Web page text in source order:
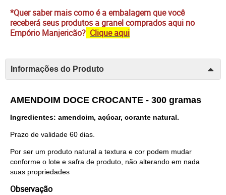
*Quer saber mais como é a embalagem que você
receberá seus produtos a granel comprados aqui no
Empório Manjericão? Clique aqui
Informações do Produto
AMENDOIM DOCE CROCANTE - 300 gramas
Ingredientes: amendoim, açúcar, corante natural.
Prazo de validade 60 dias.
Por ser um produto natural a textura e cor podem mudar
conforme o lote e safra de produto, não alterando em nada
suas propriedades
Observação